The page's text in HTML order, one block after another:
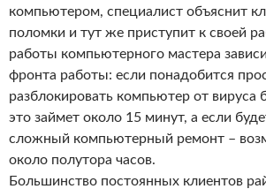
компьютером, специалист объяснит
поломки и тут же приступит к своей
работы компьютерного мастера
фронта работы: если понадобится
разблокировать компьютер от
это займет около 15 минут, а если
сложный компьютерный ремонт –
около полутора часов.
Большинство постоянных клиентов